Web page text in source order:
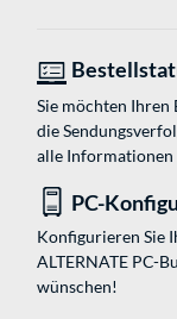
Sie möchten Ihren
die
alle Informationen
PC-
Konfigurieren Sie
ALTERNATE PC-
wünschen!